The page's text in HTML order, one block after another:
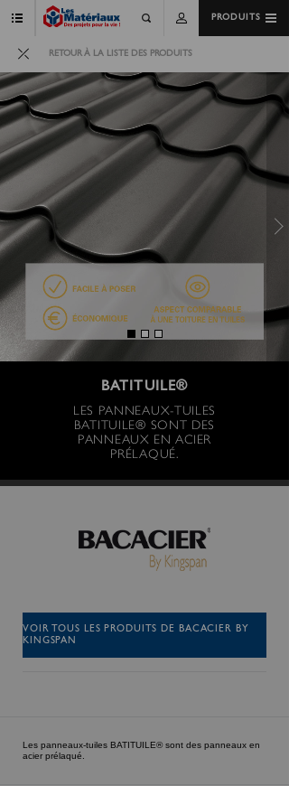
PRODUITS
RETOUR À LA LISTE DES PRODUITS
BATITUILE®
LES PANNEAUX-TUILES
BATITUILE® SONT DES
PANNEAUX EN ACIER
PRÉLAQUÉ.
VOIR TOUS LES PRODUITS DE BACACIER BY
KINGSPAN
Les panneaux-tuiles BATITUILE® sont des panneaux en
acier prélaqué.